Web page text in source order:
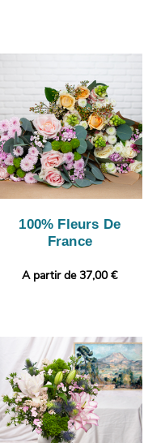
100% Fleurs De
France
A partir de 37,00 €